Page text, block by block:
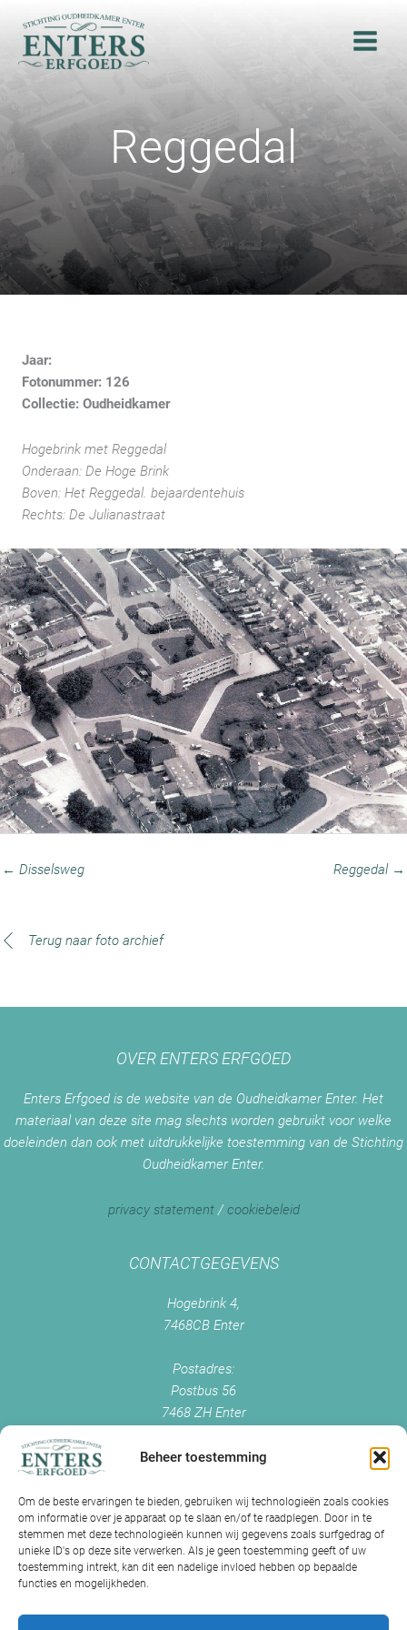
Beheer toestemming
Om de beste ervaringen te bieden, gebruiken wij technologieën zoals cookies
om informatie over je apparaat op te slaan en/of te raadplegen. Door in te
stemmen met deze technologieën kunnen wij gegevens zoals surfgedrag of
unieke ID's op deze site verwerken. Als je geen toestemming geeft of uw
toestemming intrekt, kan dit een nadelige invloed hebben op bepaalde
functies en mogelijkheden.
naar
Reggedal
Jaar:
Fotonummer: 126
Collectie: Oudheidkamer
Hogebrink met Reggedal
Onderaan: De Hoge Brink
Boven: Het Reggedal. bejaardentehuis
Rechts: De Julianastraat
← Disselsweg Reggedal →
Terug naar foto archief
OVER ENTERS ERFGOED
Enters Erfgoed is de website van de Oudheidkamer Enter. Het
materiaal van deze site mag slechts worden gebruikt voor welke
doeleinden dan ook met uitdrukkelijke toestemming van de Stichting
Oudheidkamer Enter.
privacy statement/cookiebeleid
CONTACTGEGEVENS
Hogebrink 4,
7468CB Enter
Postadres:
Postbus 56
7468 ZH Enter
info@enterserfgoed.nl
IK HEB OUDE FOTO'S
Is Historisch Enter daarin geïnteresseerd?
Jazeker! Hebt u oude foto’s of videos van Enter? Dan kunt u contact
met ons opnemen.